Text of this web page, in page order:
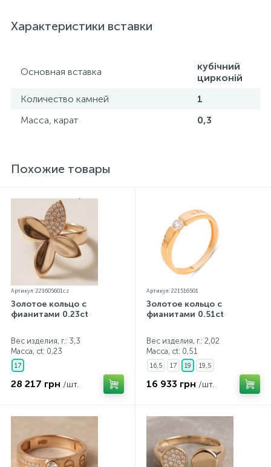
прилагаются бирка с указанием всех
параметров.*Цвета изделий на сайте могут
Характеристики вставки
Основная вставка
кубічний
цирконій
Количество камней
1
Масса, карат
0,3
Похожие товары
Артикул: 221605601cz
Золотое кольцо с
фианитами 0.23ct
Вес изделия, г.: 3,3
Масса, ct: 0,23
17
28 217 грн /шт.
Артикул: 221516501
Золотое кольцо с
фианитами 0.51ct
Вес изделия, г.: 2,02
Масса, ct: 0,51
16,5 17 19 19,5
16 933 грн /шт.